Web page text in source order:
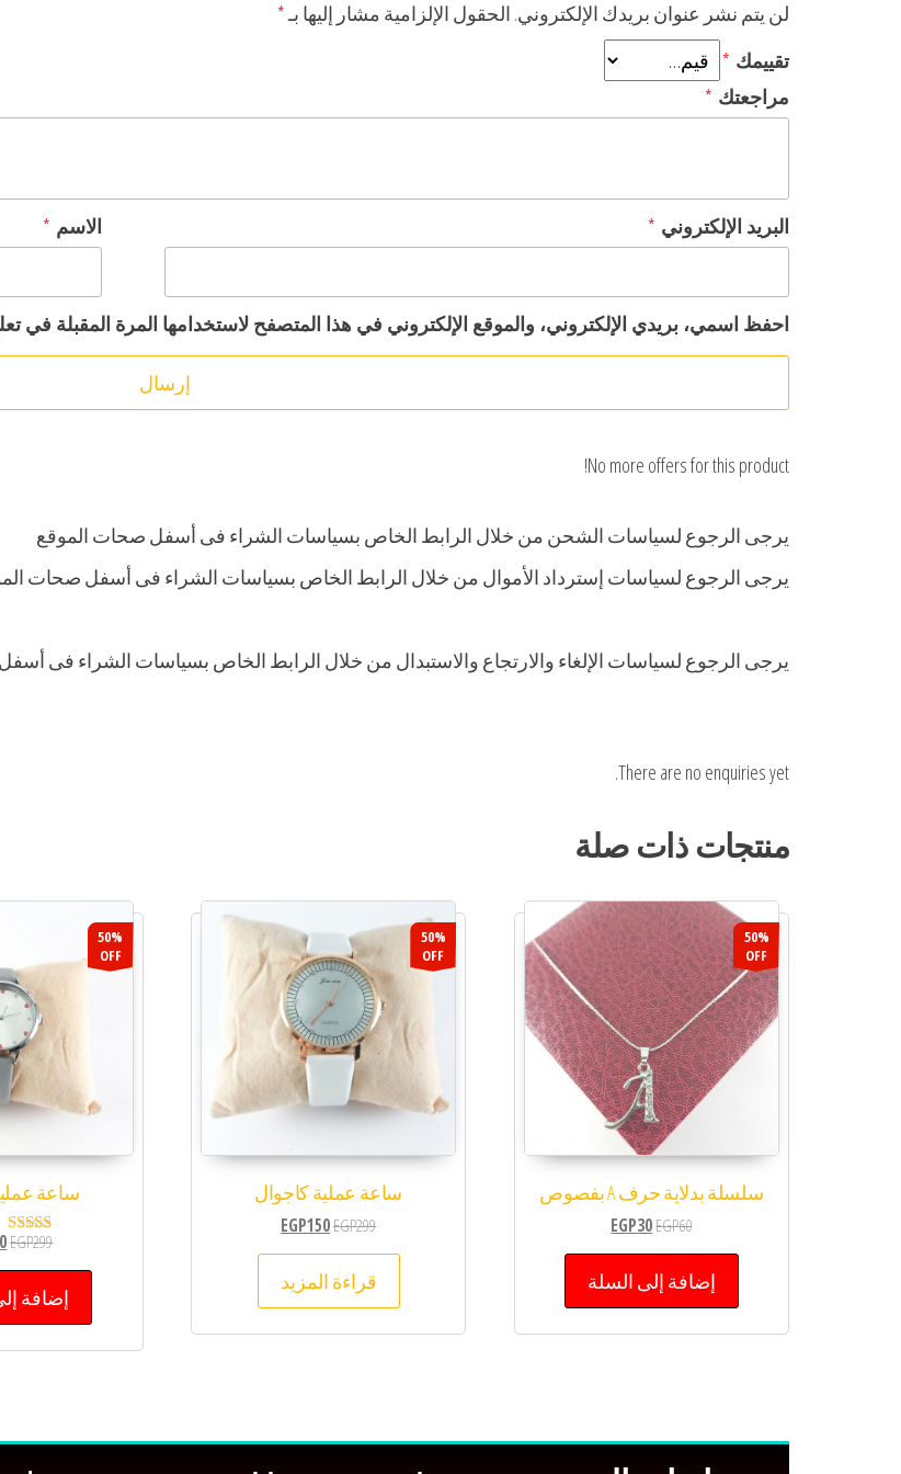
لن يتم نشر عنوان بريدك الإلكتروني. الحقول الإلزامية مشار إليها بـ*
تقييمك *
مراجعتك *
الاسم * البريد الإلكتروني *
احفظ اسمي، بريدي الإلكتروني، والموقع الإلكتروني في هذا المتصفح لاستخدامها المرة المقبلة في
No more offers for this product!
يرجى الرجوع لسياسات الشحن من خلال الرابط الخاص بسياسات الشراء فى أسفل صحات الموقع
يرجى الرجوع لسياسات إسترداد الأموال من خلال الرابط الخاص بسياسات الشراء فى أسفل صحات
يرجى الرجوع لسياسات الإلغاء والارتجاع والاستبدال من خلال الرابط الخاص بسياسات الشراء فى
There are no enquiries yet.
منتجات ذات صلة
50%
OFF
سلسلة بدلاية حرف A بفصوص
EGP60
EGP30
إضافة إلى السلة
50%
OFF
ساعة عملية كاجوال
EGP299
EGP150
قراءة المزيد
50%
OFF
ساعة
تمEGP299
إضافة